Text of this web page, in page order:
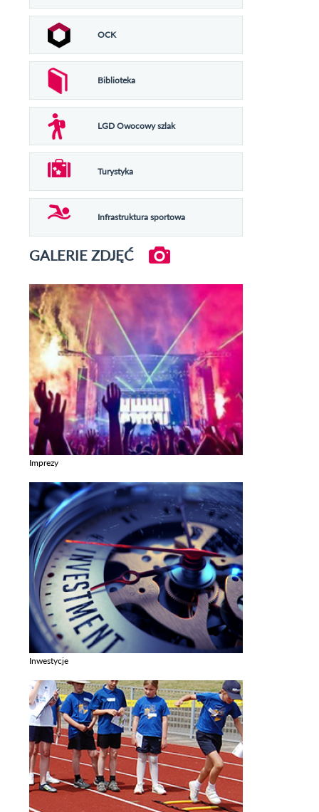
OCK
Biblioteka
LGD Owocowy szlak
Turystyka
Infrastruktura sportowa
GALERIE ZDJĘĆ
Imprezy
Inwestycje